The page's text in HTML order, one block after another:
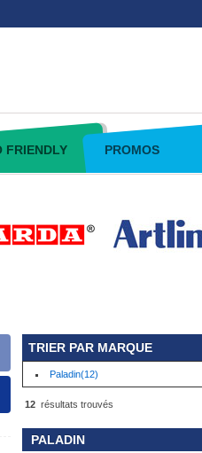
FRIENDLY PROMOS
TRIER PAR MARQUE
Paladin(12)
12 résultats trouvés
PALADIN